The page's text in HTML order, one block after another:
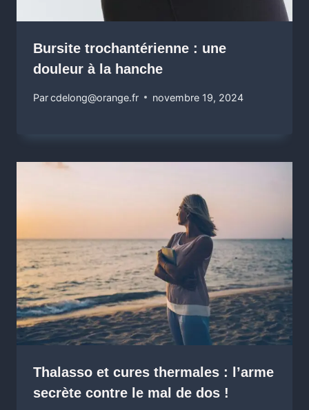
Bursite trochantérienne : une
douleur à la hanche
Parcdelong@orange.fr novembre 19, 2024
Thalasso et cures thermales : l’arme
secrète contre le mal de dos !